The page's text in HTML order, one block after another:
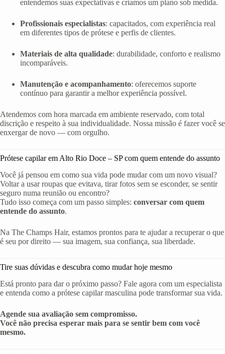
entendemos suas expectativas e criamos um plano sob medida.
Profissionais especialistas: capacitados, com experiência real
em diferentes tipos de prótese e perfis de clientes.
Materiais de alta qualidade: durabilidade, conforto e realismo
incomparáveis.
Manutenção e acompanhamento: oferecemos suporte
contínuo para garantir a melhor experiência possível.
Atendemos com hora marcada em ambiente reservado, com total
discrição e respeito à sua individualidade. Nossa missão é fazer você se
enxergar de novo — com orgulho.
Prótese capilar em Alto Rio Doce – SP com quem entende do assunto
Você já pensou em como sua vida pode mudar com um novo visual?
Voltar a usar roupas que evitava, tirar fotos sem se esconder, se sentir
seguro numa reunião ou encontro?
Tudo isso começa com um passo simples: conversar com quem
entende do assunto.
Na The Champs Hair, estamos prontos para te ajudar a recuperar o que
é seu por direito — sua imagem, sua confiança, sua liberdade.
Tire suas dúvidas e descubra como mudar hoje mesmo
Está pronto para dar o próximo passo? Fale agora com um especialista
e entenda como a prótese capilar masculina pode transformar sua vida.
Agende sua avaliação sem compromisso.
Você não precisa esperar mais para se sentir bem com você
mesmo.